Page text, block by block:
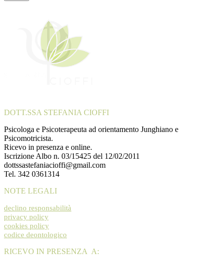
DOTT.SSA STEFANIA CIOFFI
Psicologa e Psicoterapeuta ad orientamento Junghiano e
Psicomotricista.
Ricevo in presenza e online.
Iscrizione Albo n. 03/15425 del 12/02/2011
dottssastefaniacioffi@gmail.com
Tel. 342 0361314
NOTE LEGALI
declino responsabilità
privacy policy
cookies policy
codice deontologico
RICEVO IN PRESENZA A: